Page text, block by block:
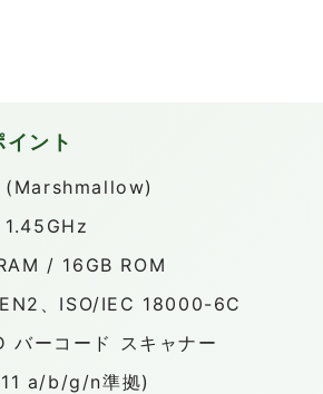
ント
1.45GHz
/ 16GB ROM
、ISO/IEC 18000-6C
バーコード スキャナー
a/b/g/n準拠)